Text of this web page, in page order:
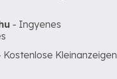
- Ingyenes
Kostenlose Kleinanzeigen